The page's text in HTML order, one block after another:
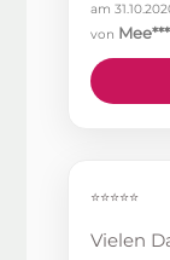
am
von
⭐⭐⭐⭐⭐
Vielen